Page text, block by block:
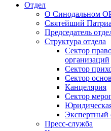
Отдел
О Синодальном
Святейший
Председатель
Структура отдела
Сектор
организаций
Сектор
Сектор
Канцелярия
Сектор
Экспертный
Пресс-служба